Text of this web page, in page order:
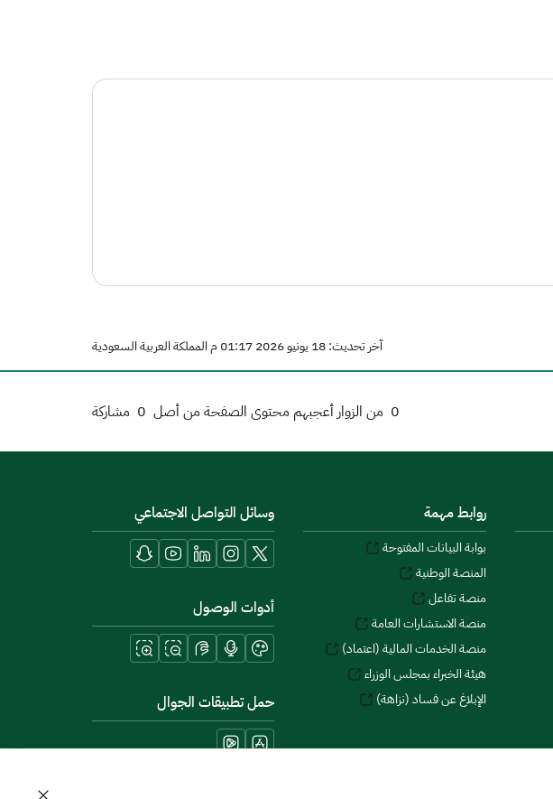
آخر تحديث: 18 يونيو 2026 01:17 م المملكة العربية السعودية
0 من الزوار أعجبهم محتوى الصفحة من أصل 0 مشاركة
روابط مهمة
بوابة البيانات المفتوحة
المنصة الوطنية
منصة تفاعل
منصة الاستشارات العامة
منصة الخدمات المالية (اعتماد)
هيئة الخبراء بمجلس الوزراء
الإبلاغ عن فساد (نزاهة)
وسائل التواصل الاجتماعي
أدوات الوصول
حمل تطبيقات الجوال